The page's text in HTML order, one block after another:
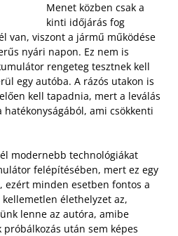
Menet közben csak a
kinti időjárás fog
van, viszont a jármű működése
nyári napon. Ez nem is
rengeteg tesztnek kell
egy autóba. A rázós utakon is
kell tapadnia, mert a leválás
hatékonyságából, ami csökkenti
modernebb technológiákat
felépítésében, mert ez egy
ezért minden esetben fontos a
élethelyzet az,
lenne az autóra, amibe
után sem képes